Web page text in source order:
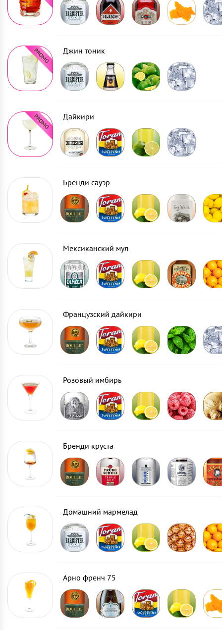
Джин тоник
Дайкири
Бренди сауэр
Мексиканский мул
Французский дайкири
Розовый имбирь
Бренди круста
Домашний мармелад
Арно френч 75